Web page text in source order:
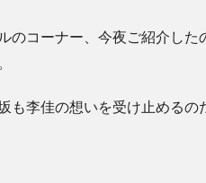
のコーナー、今夜ご紹介し
も李佳の想いを受け止めるの